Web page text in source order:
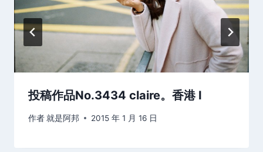
投稿作品No.3434 claire。香港 I
作者就是阿邦 2015 年 1 月 16 日